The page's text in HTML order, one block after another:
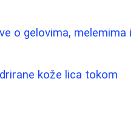
o gelovima, melemima i
kože lica tokom